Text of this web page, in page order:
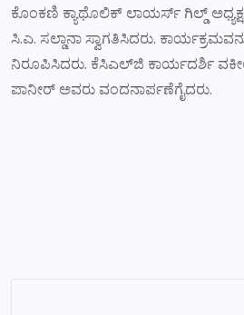
ಕೊಂಕಣಿ ಕ್ಯಾಥೊಲಿಕ್ ಲಾಯರ್ಸ್ ಗಿಲ್ಡ್
ಸಿ.ಎ. ಸಲ್ಡಾನಾ ಸ್ವಾಗತಿಸಿದರು.
ನಿರೂಪಿಸಿದರು. ಕೆಸಿಎಲ್‌ಜಿ ಕಾರ್ಯದರ್ಶಿ
ಪಾನೀರ್ ಅವರು ವಂದನಾರ್ಪಣೆಗೈದರು.